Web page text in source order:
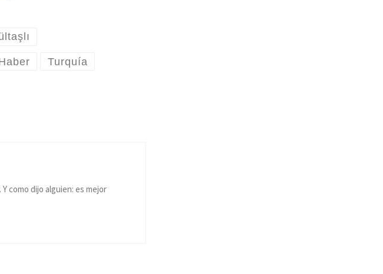
Turquía
como dijo alguien: es mejor